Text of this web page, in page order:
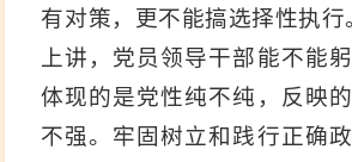
有对策，更不能搞选择性执行
上讲，党员领导干部能不能
体现的是党性纯不纯，反映
不强。牢固树立和践行正确